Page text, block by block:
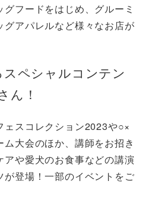
フードをはじめ、グルーミ
グアパレルなど様々なお店が
ペシャルコンテン
ん！
ェスコレクション2023や○×
大会のほか、講師をお招き
アや愛犬のお食事などの講演
が登場！一部のイベントをご